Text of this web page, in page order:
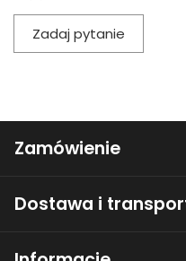
Zadaj pytanie
Zamówienie
Dostawa i